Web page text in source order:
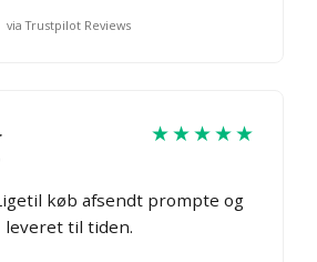
via Trustpilot Reviews
★★★★★
køb afsendt prompte og
leveret til tiden.